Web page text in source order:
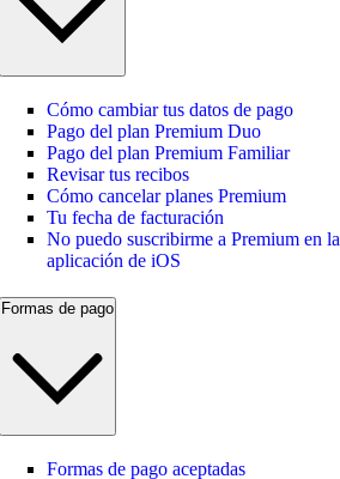
Cómo cambiar tus datos de pago
Pago del plan Premium Duo
Pago del plan Premium Familiar
Revisar tus recibos
Cómo cancelar planes Premium
Tu fecha de facturación
No puedo suscribirme a Premium en la
aplicación de iOS
Formas de pago
Formas de pago aceptadas